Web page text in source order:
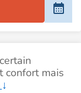
confort mais
↓